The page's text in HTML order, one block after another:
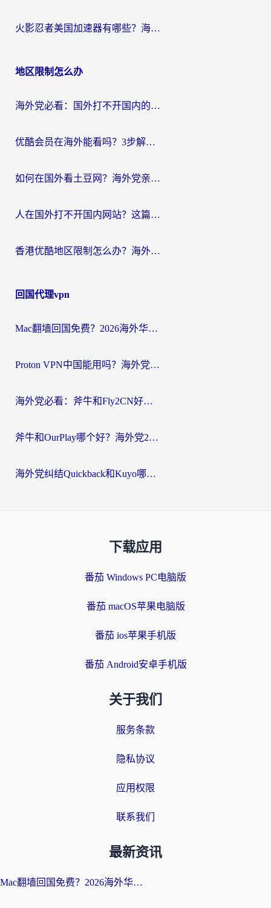
火影忍者美国加速器有哪些？海外党亲测的国服游戏加速全攻略（含菲律宾玩三国之刃守望黎明技巧）
地区限制怎么办
海外党必看：国外打不开国内的app怎么办？3步解决你的乡愁
优酷会员在海外能看吗？3步解决海外追剧难题，附实测好用加速器推荐
如何在国外看土豆网？海外党亲测有效的追剧加速器选择指南
人在国外打不开国内网站？这篇攻略帮你无缝解锁国内资源（附交管12123使用技巧）
香港优酷地区限制怎么办？海外党亲测有效的追剧解决方案
回国代理vpn
Mac翻墙回国免费？2026海外华人亲测：从CCTV5直播到国内APP，这样选加速器才靠谱
Proton VPN中国能用吗？海外党选回国加速器的避坑指南（附番茄加速器实测）
海外党必看：斧牛和Fly2CN好用吗？3招教你选对回国加速器（附免费试用攻略）
斧牛和OurPlay哪个好？海外党2026亲测：选对加速器，国内资源秒加载
海外党纠结Quickback和Kuyo哪个好？选对回国加速器才能无缝刷国内资源
下载应用
番茄 Windows PC电脑版
番茄 macOS苹果电脑版
番茄 ios苹果手机版
番茄 Android安卓手机版
关于我们
服务条款
隐私协议
应用权限
联系我们
最新资讯
Mac翻墙回国免费？2026海外华人亲测：从CCTV5直播到国内APP，这样选加速器才靠谱